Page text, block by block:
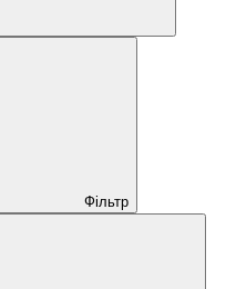
Фільтр